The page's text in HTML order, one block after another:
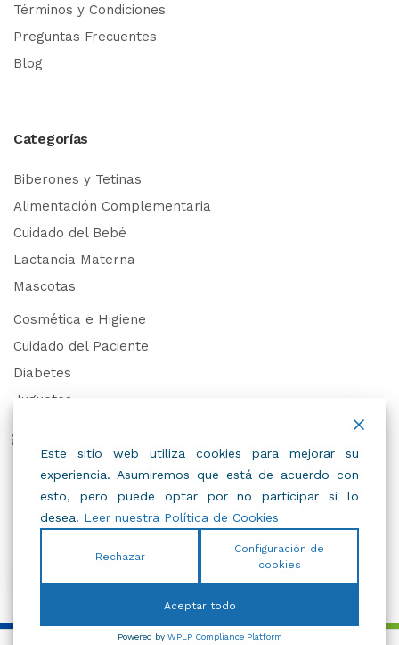
Términos y Condiciones
Preguntas Frecuentes
Blog
Categorías
Biberones y Tetinas
Alimentación Complementaria
Cuidado del Bebé
Lactancia Materna
Mascotas
Cosmética e Higiene
Cuidado del Paciente
Diabetes
Juguetes
Trabaja con Nosotros
Este sitio web utiliza cookies para mejorar su
experiencia. Asumiremos que está de acuerdo con
esto, pero puede optar por no participar si lo
desea. Leer nuestra Política de Cookies
Rechazar
Configuración de
cookies
Aceptar todo
Powered by WPLP Compliance Platform